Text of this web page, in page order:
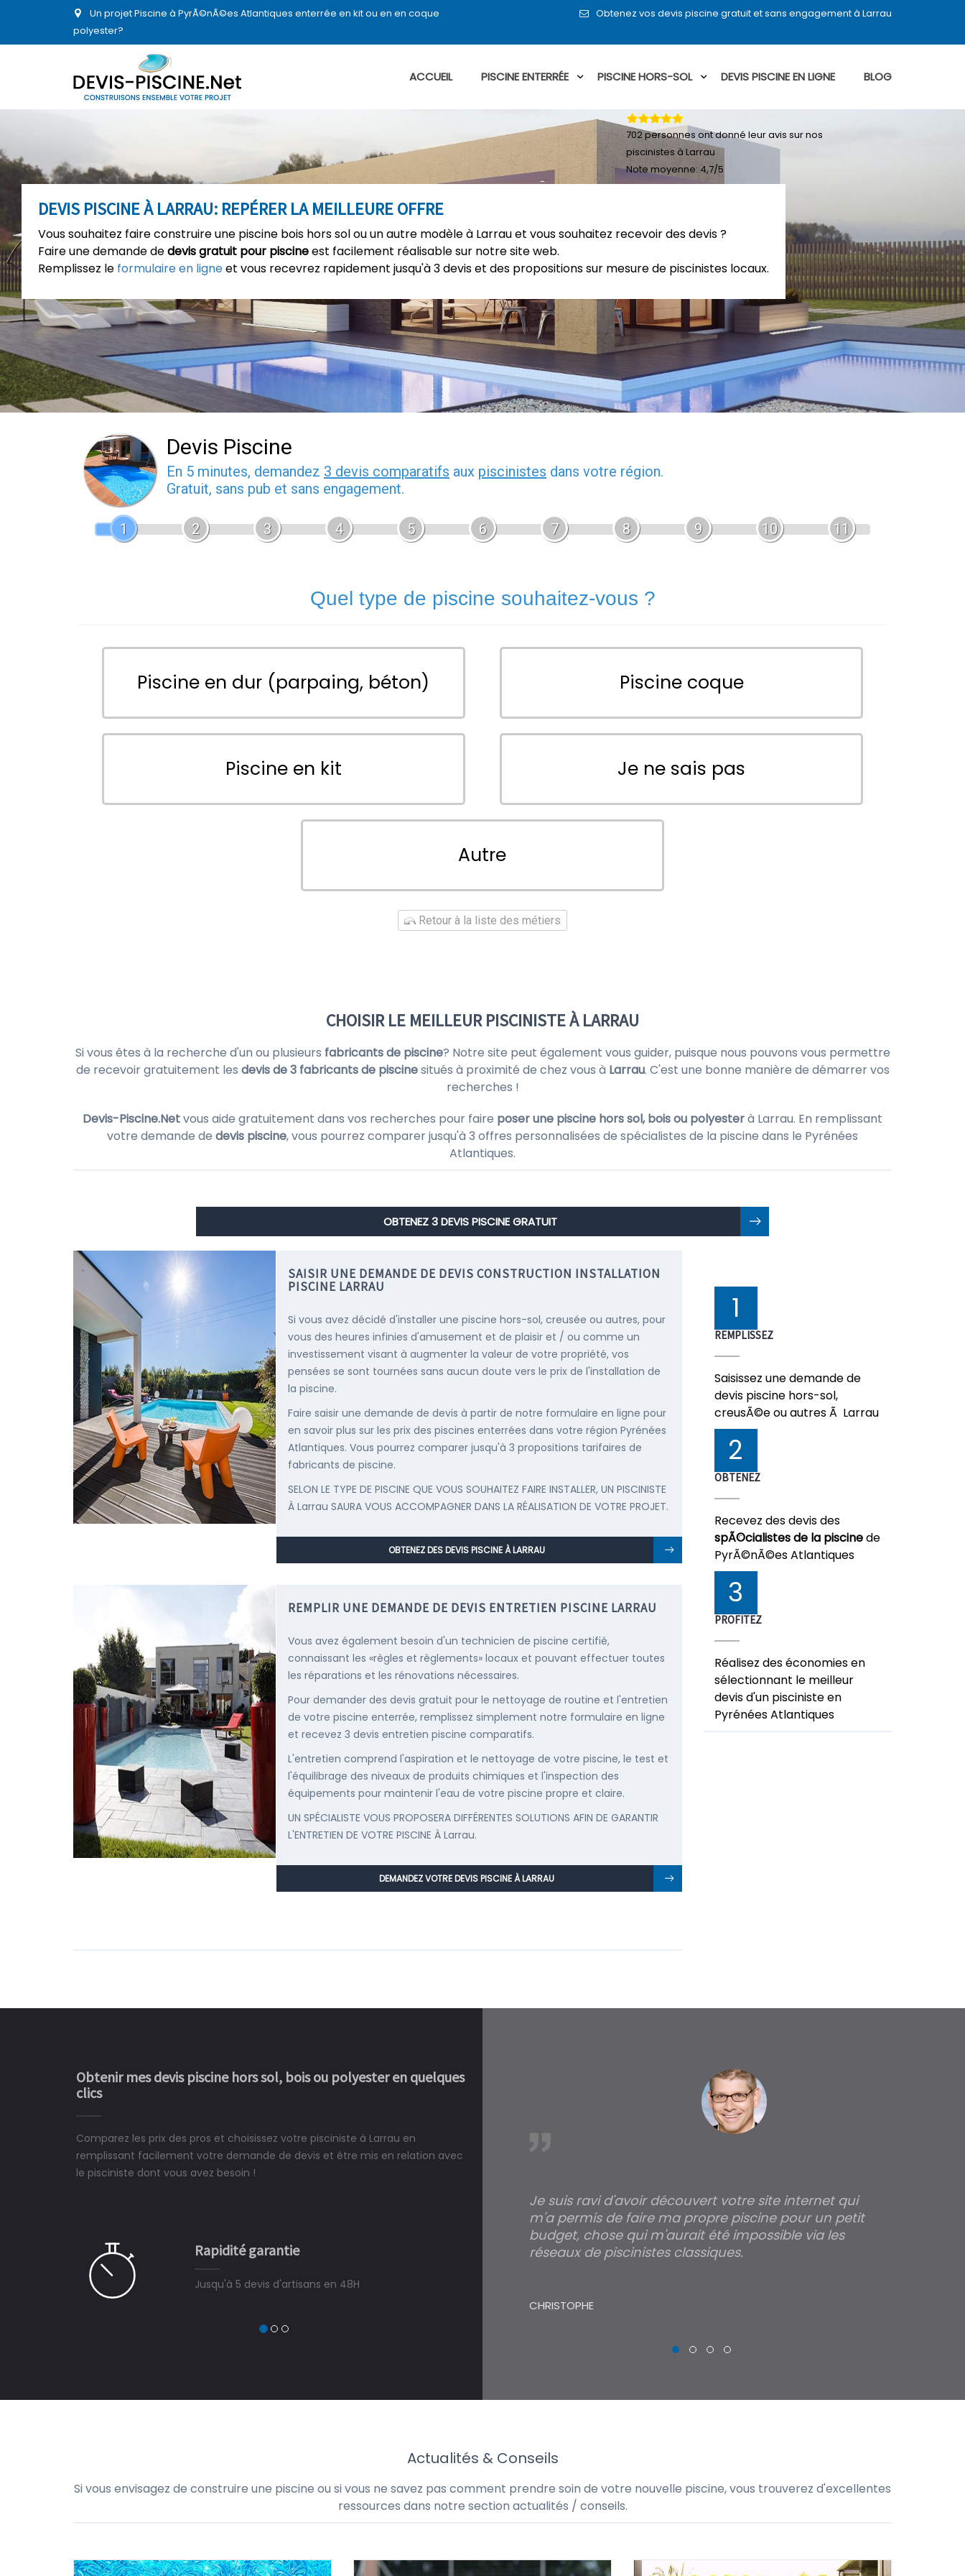
Un projet Piscine à PyrÃ©nÃ©es Atlantiques enterrée en kit ou en en coque
polyester?
Obtenez vos devis piscine gratuit et sans engagement à Larrau
ACCUEIL PISCINE ENTERRÉE PISCINE HORS-SOL DEVIS PISCINE EN LIGNE BLOG
DEVIS PISCINE À LARRAU: REPÉRER LA MEILLEURE OFFRE
Vous souhaitez faire construire une piscine bois hors sol ou un autre modèle à Larrau et vous souhaitez recevoir des devis ?
Faire une demande dedevis gratuit pour piscineest facilement réalisable sur notre site web.
Remplissez le formulaire en ligneet vous recevrez rapidement jusqu'à 3 devis et des propositions sur mesure de piscinistes locaux.
702personnes ont donné leuravis sur nos
piscinistes à Larrau
Note moyenne:4,7/5
Devis Piscine
En 5 minutes, demandez 3 devis comparatifs aux piscinistes dans votre région.
Gratuit, sans pub et sans engagement.
1 2 3 4 5 6 7 8 9 10 11
Quel type de piscine souhaitez-vous ?
Piscine en dur (parpaing, béton) Piscine coque
Piscine en kit Je ne sais pas
Autre
Retour à la liste des métiers
CHOISIR LE MEILLEUR PISCINISTE À LARRAU
Si vous êtes à la recherche d'un ou plusieurs fabricants de piscine? Notre site peut également vous guider, puisque nous pouvons vous permettre
de recevoir gratuitement les devis de 3 fabricants de piscinesitués à proximité de chez vous à Larrau. C'est une bonne manière de démarrer vos
recherches !
Devis-Piscine.Netvous aide gratuitement dans vos recherches pour faire poser une piscine hors sol, bois ou polyesterà Larrau. En remplissant
votre demande de devis piscine, vous pourrez comparer jusqu'à 3 offres personnalisées de spécialistes de la piscine dans le Pyrénées
Atlantiques.
OBTENEZ 3 DEVIS PISCINE GRATUIT
SAISIR UNE DEMANDE DE DEVIS CONSTRUCTION INSTALLATION
PISCINE LARRAU
Si vous avez décidé d'installer une piscine hors-sol, creusée ou autres, pour
vous des heures infinies d'amusement et de plaisir et / ou comme un
investissement visant à augmenter la valeur de votre propriété, vos
pensées se sont tournées sans aucun doute vers le prix de l'installation de
la piscine.
Faire saisir une demande de devis à partir de notre formulaire en ligne pour
en savoir plus sur les prix des piscines enterrées dans votre région Pyrénées
Atlantiques. Vous pourrez comparer jusqu'à 3 propositions tarifaires de
fabricants de piscine.
SELON LE TYPE DE PISCINE QUE VOUS SOUHAITEZ FAIRE INSTALLER, UN PISCINISTE
À Larrau SAURA VOUS ACCOMPAGNER DANS LA RÉALISATION DE VOTRE PROJET.
OBTENEZ DES DEVIS PISCINE À LARRAU
REMPLIR UNE DEMANDE DE DEVIS ENTRETIEN PISCINE LARRAU
Vous avez également besoin d'un technicien de piscine certifié,
connaissant les «règles et règlements» locaux et pouvant effectuer toutes
les réparations et les rénovations nécessaires.
Pour demander des devis gratuit pour le nettoyage de routine et l'entretien
de votre piscine enterrée, remplissez simplement notre formulaire en ligne
et recevez 3 devis entretien piscine comparatifs.
L'entretien comprend l'aspiration et le nettoyage de votre piscine, le test et
l'équilibrage des niveaux de produits chimiques et l'inspection des
équipements pour maintenir l'eau de votre piscine propre et claire.
UN SPÉCIALISTE VOUS PROPOSERA DIFFÉRENTES SOLUTIONS AFIN DE GARANTIR
L'ENTRETIEN DE VOTRE PISCINE À Larrau.
DEMANDEZ VOTRE DEVIS PISCINE À LARRAU
1
REMPLISSEZ
Saisissez une demande de
devis piscine hors-sol,
creusÃ©e ou autres Ã Larrau
2
OBTENEZ
Recevez des devis des
spÃ©cialistes de la piscinede
PyrÃ©nÃ©es Atlantiques
3
PROFITEZ
Réalisez des économies en
sélectionnant le meilleur
devis d'un pisciniste en
Pyrénées Atlantiques
Obtenir mes devis piscine hors sol, bois ou polyester en quelques
clics
Comparez les prix des pros et choisissez votre pisciniste à Larrau en
remplissant facilement votre demande de devis et être mis en relation avec
le pisciniste dont vous avez besoin !
Rapidité garantie
Jusqu'à 5 devis d'artisans en 48H
ne peut plus s'en passer.
Le rêve devient enfin réalité, une piscine est bien
construit chez moi.
Je suis ravi d'avoir découvert votre site internet qui
m'a permis de faire ma propre piscine pour un petit
budget, chose qui m'aurait été impossible via les
réseaux de piscinistes classiques.
CHRISTOPHE
Actualités & Conseils
Si vous envisagez de construire une piscine ou si vous ne savez pas comment prendre soin de votre nouvelle piscine, vous trouverez d'excellentes
ressources dans notre section actualités / conseils.